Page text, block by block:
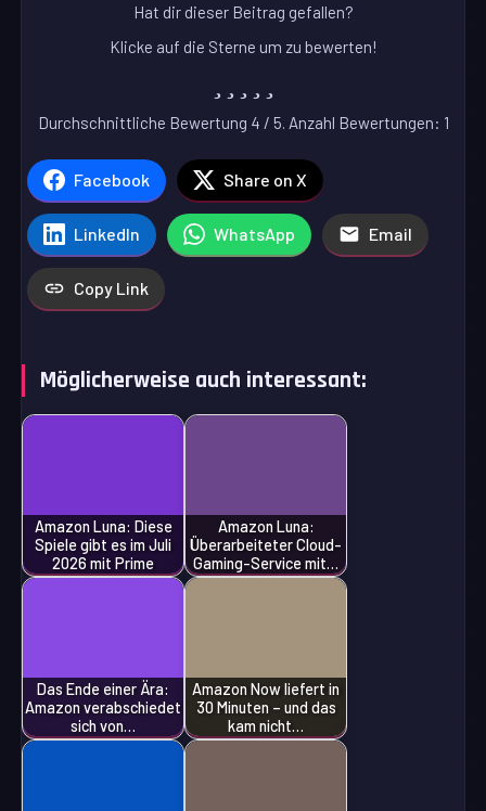
Hat dir dieser Beitrag gefallen?
Klicke auf die Sterne um zu bewerten!
Durchschnittliche Bewertung 4 / 5. Anzahl Bewertungen: 1
Facebook Share on X
LinkedIn WhatsApp Email
Copy Link
Möglicherweise auch interessant:
Amazon Luna: Diese
Spiele gibt es im Juli
2026 mit Prime
Amazon Luna:
Überarbeiteter Cloud-
Gaming-Service mit…
Das Ende einer Ära:
Amazon verabschiedet
sich von…
Amazon Now liefert in
30 Minuten – und das
kam nicht…